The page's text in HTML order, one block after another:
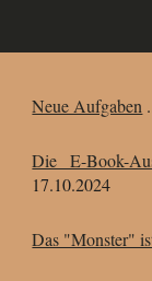
Neue Aufgaben
Die E-Book-
17.10.2024
Das "Monster"